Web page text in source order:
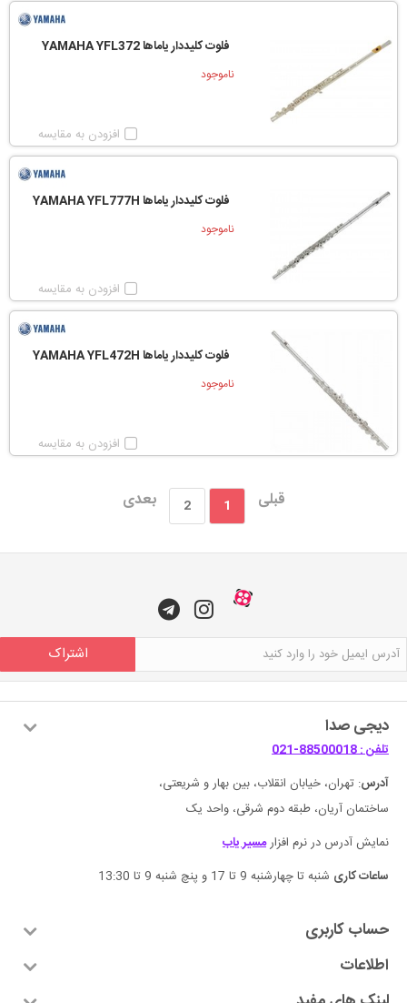
فلوت کلیددار یاماها YAMAHA YFL372
ناموجود
افزودن به مقایسه
فلوت کلیددار یاماها YAMAHA YFL777H
ناموجود
افزودن به مقایسه
فلوت کلیددار یاماها YAMAHA YFL472H
ناموجود
افزودن به مقایسه
قبلی 1
2 بعدی
اشتراک
دیجی صدا
تلفن : 88500018-021
آدرس: تهران، خیابان انقلاب، بین بهار و شریعتی،
ساختمان آریان، طبقه دوم شرقی، واحد یک
نمایش آدرس در نرم افزارمسیر یاب
ساعات کاری شنبه تا چهارشنبه 9 تا 17 و پنچ شنبه 9 تا 13:30
حساب کاربری
اطلاعات